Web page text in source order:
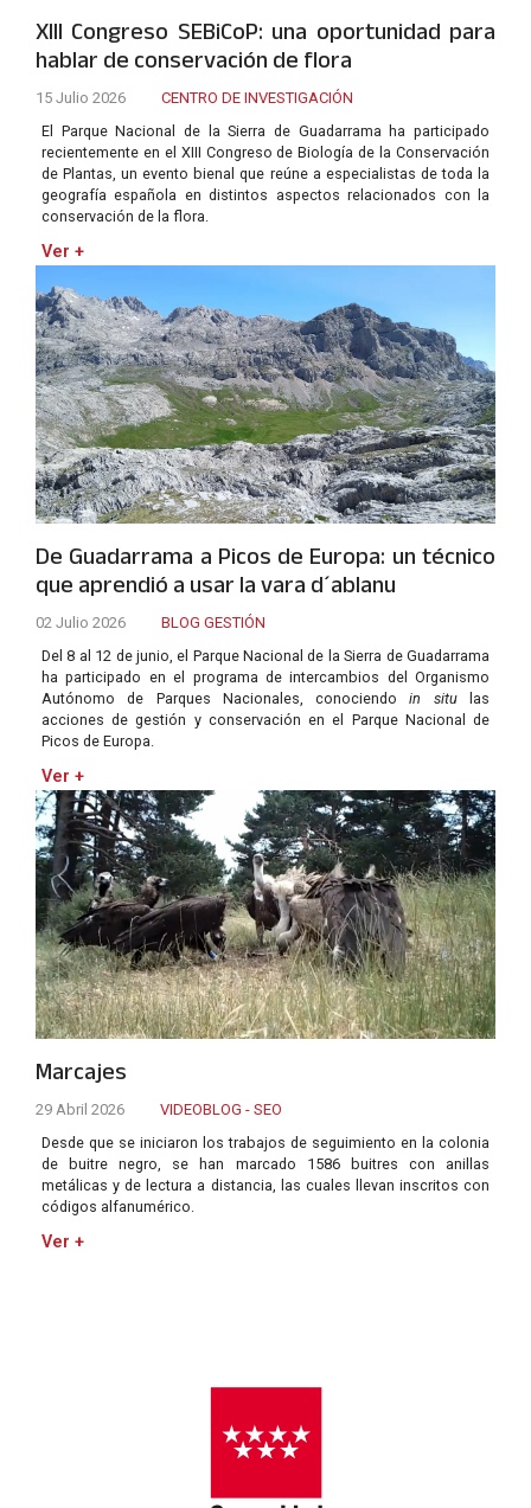
XIII Congreso SEBiCoP: una oportunidad para
hablar de conservación de flora
15 Julio 2026
CENTRO DE INVESTIGACIÓN
El Parque Nacional de la Sierra de Guadarrama ha participado
recientemente en el XIII Congreso de Biología de la Conservación
de Plantas, un evento bienal que reúne a especialistas de toda la
geografía española en distintos aspectos relacionados con la
conservación de la flora.
Ver +
De Guadarrama a Picos de Europa: un técnico
que aprendió a usar la vara d´ablanu
02 Julio 2026
BLOG GESTIÓN
Del 8 al 12 de junio, el Parque Nacional de la Sierra de Guadarrama
ha participado en el programa de intercambios del Organismo
Autónomo de Parques Nacionales, conociendoin situlas
acciones de gestión y conservación en el Parque Nacional de
Picos de Europa.
Ver +
Marcajes
29 Abril 2026
VIDEOBLOG - SEO
Desde que se iniciaron los trabajos de seguimiento en la colonia
de buitre negro, se han marcado 1586 buitres con anillas
metálicas y de lectura a distancia, las cuales llevan inscritos con
códigos alfanumérico.
Ver +